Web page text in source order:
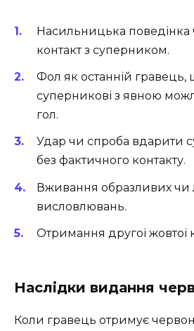
Насильницька
контакт з суперником.
Фол як останній гравець,
суперникові з явною
гол.
Удар чи спроба вдарити
без фактичного контакту.
Вживання образливих чи
висловлювань.
Отримання другої жовтої
Наслідки видання
Коли гравець отримує